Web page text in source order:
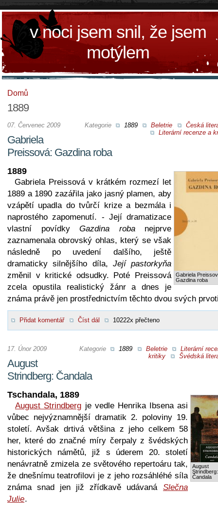
v noci jsem snil, že jsem
motýlem
Domů
1889
Kategorie 1889 Beletrie
Česká
Literární recenze a
07. Červenec 2009
Gabriela
Preissová: Gazdina roba
Gabriela
Gazdina roba
1889
Gabriela Preissová v krátkém rozmezí let
1889 a 1890 zazářila jako jasný plamen, aby
vzápětí upadla do tvůrčí krize a bezmála i
naprostého zapomenutí. - Její dramatizace
vlastní povídky Gazdina robanejprve
zaznamenala obrovský ohlas, který se však
následně po uvedení dalšího, ještě
dramaticky silnějšího díla, Její pastorkyňa
změnil v kritické odsudky. Poté Preissová
zcela opustila realistický žánr a dnes je
známa právě jen prostřednictvím těchto dvou svých
Přidat komentář Číst dál 10222x přečteno
Kategorie 1889 Beletrie
Literární
kritiky
Švédská
17. Únor 2009
August
Strindberg: Čandala
August
Strindberg:
Čandala
Tschandala, 1889
August Strindberg je vedle Henrika Ibsena asi
vůbec nejvýznamnější dramatik 2. poloviny 19.
století. Avšak drtivá většina z jeho celkem 58
her, které do značné míry čerpaly z švédských
historických námětů, již s úderem 20. století
nenávratně zmizela ze světového repertoáru tak,
že dnešnímu teatrofilovi je z jeho rozsáhléhé síla
známa snad jen již zřídkavě udávaná Slečna
Julie.